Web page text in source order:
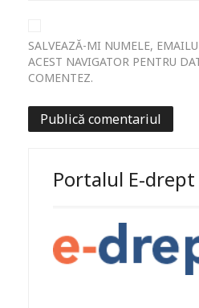
SALVEAZĂ-MI NUMELE,
ACEST NAVIGATOR PENTRU
COMENTEZ.
Portalul E-drept